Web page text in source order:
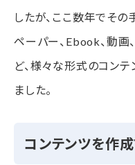
したが、ここ数年でその
ペーパー、Ebook、動画
ど、様々な形式のコン
ました。
コンテンツを作